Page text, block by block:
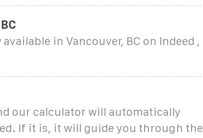
in Vancouver, BC on Indeed ,
our calculator will automatically
If it is, it will guide you through the